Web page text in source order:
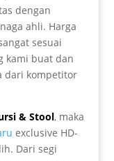
dengan
ahli. Harga
sesuai
kami buat dan
dari kompetitor
& Stool, maka
exclusive HD-
Dari segi